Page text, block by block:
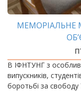
МЕМОРІАЛЬНЕ
В ІФНТУНГ з
випускників,
боротьбі за свободу